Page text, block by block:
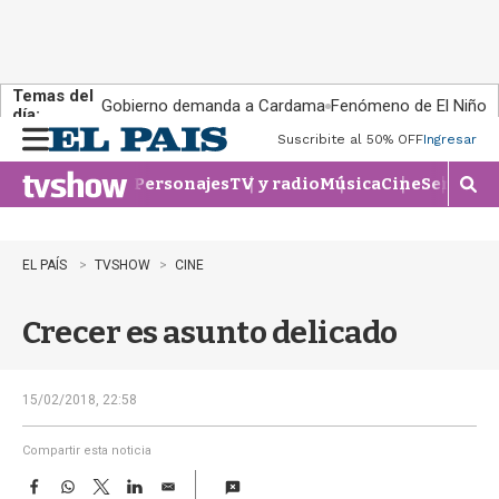
Temas del
día:
Gobierno demanda a Cardama Fenómeno de El Niño
n
u
Suscribite al 50% OFFIngresar
PersonajesTV y radioMúsicaCineSeries
M
o
EL PAÍS TVSHOW CINE
Crecer es asunto delicado
15/02/2018, 22:58
Compartir esta noticia
F
W
T
L
E